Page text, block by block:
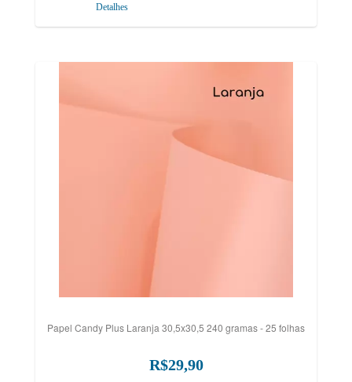
Detalhes
Papel Candy Plus Laranja 30,5x30,5 240 gramas - 25 folhas
R$29,90